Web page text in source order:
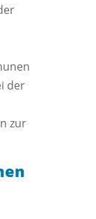
der
zur